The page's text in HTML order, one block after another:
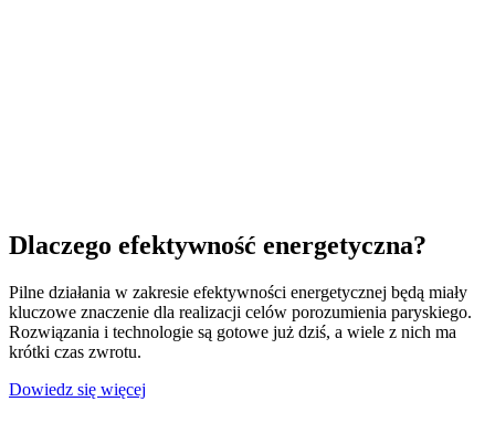
Dlaczego efektywność energetyczna?
Pilne działania w zakresie efektywności energetycznej będą miały
kluczowe znaczenie dla realizacji celów porozumienia paryskiego.
Rozwiązania i technologie są gotowe już dziś, a wiele z nich ma
krótki czas zwrotu.
Dowiedz się więcej